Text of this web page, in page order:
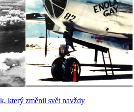
který změnil svět navždy